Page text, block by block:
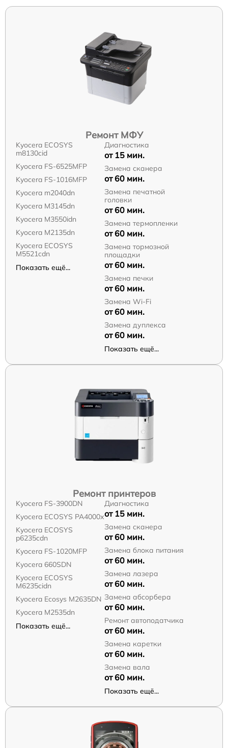
Ремонт МФУ
Kyocera ECOSYS
m8130cid
Kyocera FS-6525MFP
Kyocera FS-1016MFP
Kyocera m2040dn
Kyocera M3145dn
Kyocera M3550idn
Kyocera M2135dn
Kyocera ECOSYS
M5521cdn
Показать ещё...
Диагностика
от 15 мин.
Замена сканера
от 60 мин.
Замена печатной
головки
от 60 мин.
Замена термопленки
от 60 мин.
Замена тормозной
площадки
от 60 мин.
Замена печки
от 60 мин.
Замена Wi-Fi
от 60 мин.
Замена дуплекса
от 60 мин.
Показать ещё...
Ремонт принтеров
Kyocera FS-3900DN
Kyocera ECOSYS PA4000x
Kyocera ECOSYS
p6235cdn
Kyocera FS-1020MFP
Kyocera 660SDN
Kyocera ECOSYS
M6235cidn
Kyocera Ecosys M2635DN
Kyocera M2535dn
Показать ещё...
Диагностика
от 15 мин.
Замена сканера
от 60 мин.
Замена блока питания
от 60 мин.
Замена лазера
от 60 мин.
Замена абсорбера
от 60 мин.
Ремонт автоподатчика
от 60 мин.
Замена каретки
от 60 мин.
Замена вала
от 60 мин.
Показать ещё...